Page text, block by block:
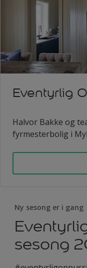
Eventyrlig
Halvor Bakke og
fyrmesterbolig i
Ny sesong er i gang
sesong